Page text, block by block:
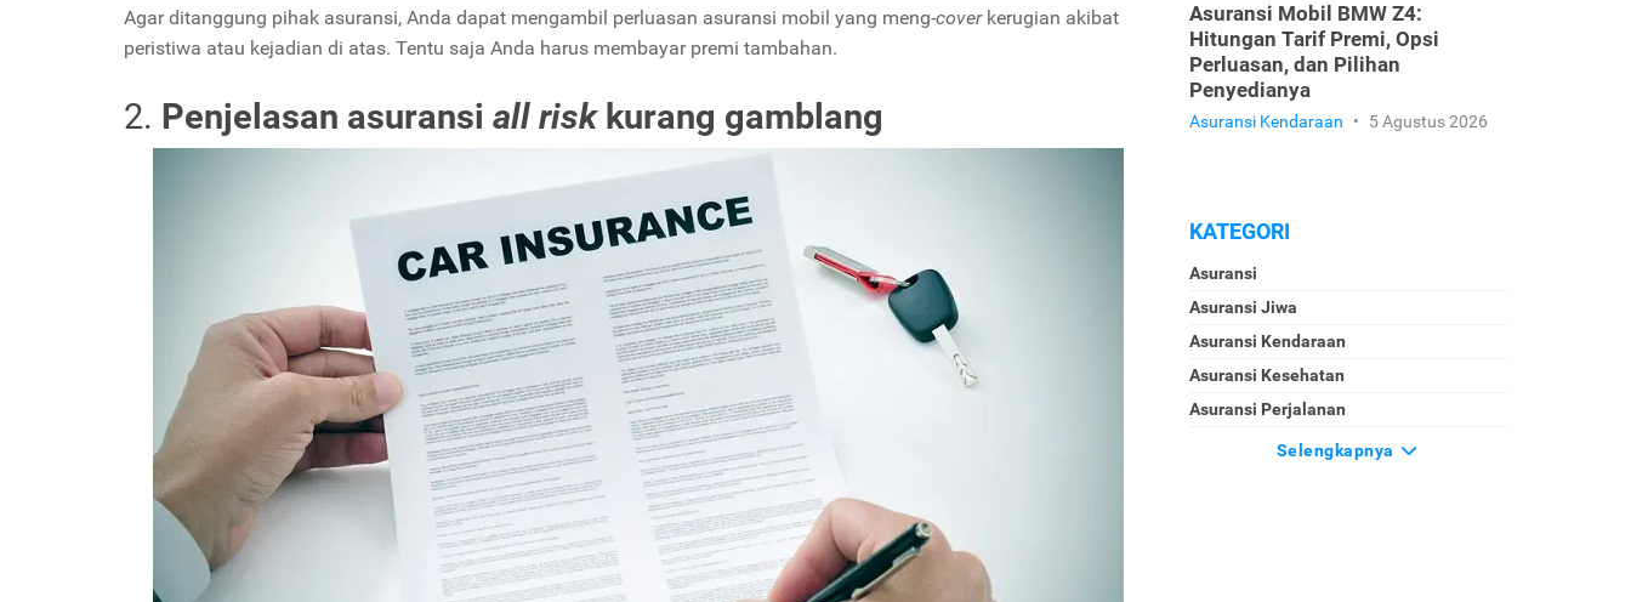
Agar ditanggung pihak asuransi, Anda dapat mengambil perluasan asuransi mobil yang meng-cover kerugian akibat
peristiwa atau kejadian di atas. Tentu saja Anda harus membayar premi tambahan.
2. Penjelasan asuransi all riskkurang gamblang
Asuransi Mobil BMW Z4:
Hitungan Tarif Premi, Opsi
Perluasan, dan Pilihan
Penyedianya
Asuransi Kendaraan • 5 Agustus 2026
KATEGORI
Asuransi
Asuransi Jiwa
Asuransi Kendaraan
Asuransi Kesehatan
Asuransi Perjalanan
Selengkapnya